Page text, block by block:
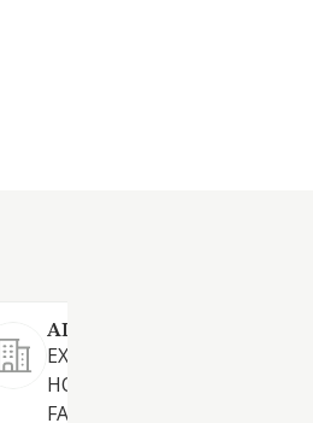
ALIANZA DE ORO SL
EXPLOTACION DE
HOSTELERIA EN GENERAL.
FABRICACION